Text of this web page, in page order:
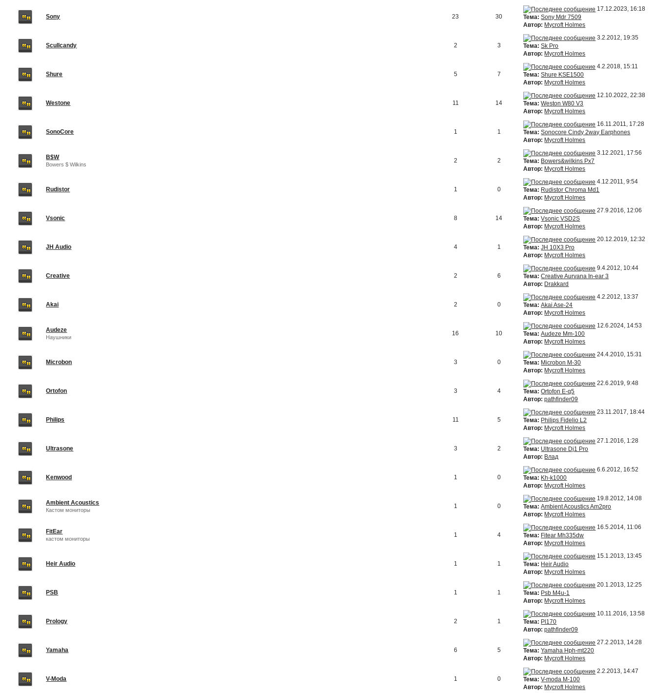
Sony 23 30
17.12.2023, 16:18
Тема: Sony Mdr 7509
Автор: Mycroft Holmes
Scullcandy 2 3
3.2.2012, 19:35
Тема: Sk Pro
Автор: Mycroft Holmes
Shure 5 7
4.2.2018, 15:11
Тема: Shure KSE1500
Автор: Mycroft Holmes
Westone 11 14
12.10.2022, 22:38
Тема: Weston W80 V3
Автор: Mycroft Holmes
SonoCore 1 1
16.11.2011, 17:28
Тема: Sonocore Cindy 2way Earphones
Автор: Mycroft Holmes
B$W
Bowers $ Wilkins
2 2
3.12.2021, 17:56
Тема: Bowers&wilkins Px7
Автор: Mycroft Holmes
Rudistor 1 0
4.12.2011, 9:54
Тема: Rudistor Chroma Md1
Автор: Mycroft Holmes
Vsonic 8 14
27.9.2016, 12:06
Тема: Vsonic VSD2S
Автор: Mycroft Holmes
JH Audio 4 1
20.12.2019, 12:32
Тема: JH 10X3 Pro
Автор: Mycroft Holmes
Creative 2 6
9.4.2012, 10:44
Тема: Creative Aurvana In-ear 3
Автор: Drakkard
Akai 2 0
4.2.2012, 13:37
Тема: Akai Ase-24
Автор: Mycroft Holmes
Audeze
Наушники
16 10
12.6.2024, 14:53
Тема: Audeze Mm-100
Автор: Mycroft Holmes
Microbon 3 0
24.4.2010, 15:31
Тема: Microbon M-30
Автор: Mycroft Holmes
Ortofon 3 4
22.6.2019, 9:48
Тема: Ortofon E-q5
Автор: pathfinder09
Philips 11 5
23.11.2017, 18:44
Тема: Philips Fidelio L2
Автор: Mycroft Holmes
Ultrasone 3 2
27.1.2016, 1:28
Тема: Ultrasone Dj1 Pro
Автор: Влад
Kenwood 1 0
6.6.2012, 16:52
Тема: Kh-k1000
Автор: Mycroft Holmes
Ambient Acoustics
Кастом мониторы
1 0
19.8.2012, 14:08
Тема: Ambient Acoustics Am2pro
Автор: Mycroft Holmes
FitEar
кастом мониторы
1 4
16.5.2014, 11:06
Тема: Fitear Mh335dw
Автор: Mycroft Holmes
Heir Audio 1 1
15.1.2013, 13:45
Тема: Heir Audio
Автор: Mycroft Holmes
PSB 1 1
20.1.2013, 12:25
Тема: Psb M4u-1
Автор: Mycroft Holmes
Prology 2 1
10.11.2016, 13:58
Тема: Pl170
Автор: pathfinder09
Yamaha 6 5
27.2.2013, 14:28
Тема: Yamaha Hph-mt220
Автор: Mycroft Holmes
V-Moda 1 0
2.2.2013, 14:47
Тема: V-moda M-100
Автор: Mycroft Holmes